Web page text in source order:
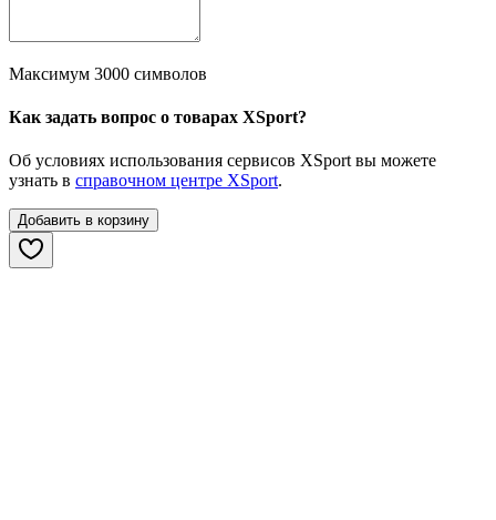
Максимум 3000 символов
Как задать вопрос о товарах XSport?
Об условиях использования сервисов XSport вы можете
узнать в справочном центре XSport.
Добавить в корзину